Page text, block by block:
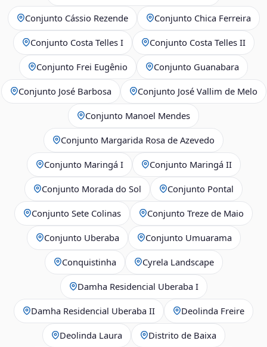
Conjunto Cássio Rezende Conjunto Chica Ferreira
Conjunto Costa Telles I Conjunto Costa Telles II
Conjunto Frei Eugênio Conjunto Guanabara
Conjunto José Barbosa Conjunto José Vallim de Melo
Conjunto Manoel Mendes
Conjunto Margarida Rosa de Azevedo
Conjunto Maringá I Conjunto Maringá II
Conjunto Morada do Sol Conjunto Pontal
Conjunto Sete Colinas Conjunto Treze de Maio
Conjunto Uberaba Conjunto Umuarama
Conquistinha Cyrela Landscape
Damha Residencial Uberaba I
Damha Residencial Uberaba II Deolinda Freire
Deolinda Laura Distrito de Baixa